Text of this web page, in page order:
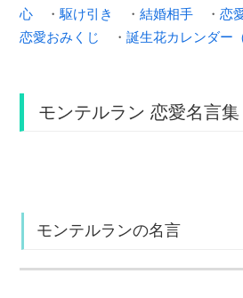
心 ・ 駆け引き ・ 結婚相手 ・ 恋
恋愛おみくじ
・ 誕生花カレンダー
モンテルラン 恋愛名言集
モンテルランの名言